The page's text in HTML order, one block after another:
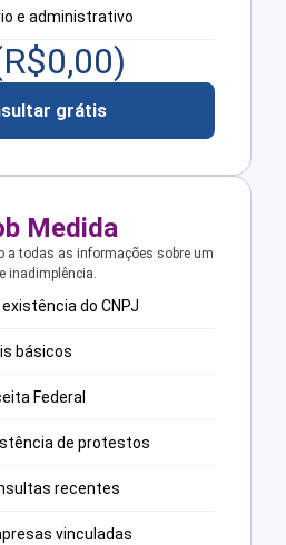
e administrativo
0,00)
grátis
Medida
a todas as informações sobre um
inadimplência.
do CNPJ
básicos
Federal
de protestos
recentes
vinculadas